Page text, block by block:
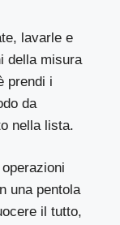
lavarle e
della misura
prendi i
da
nella lista.
una pentola
il tutto,